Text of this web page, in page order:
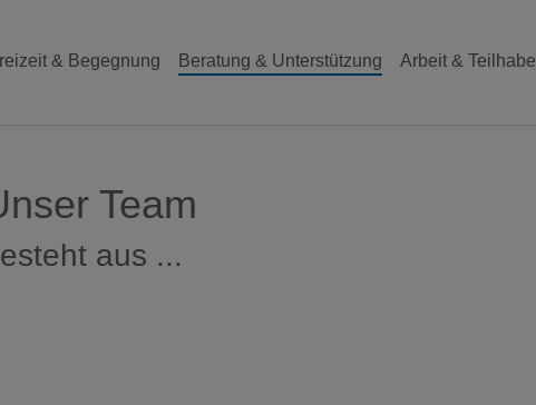
& Begegnung Beratung & Unterstützung Arbeit & Teilhabe
Team
aus ...